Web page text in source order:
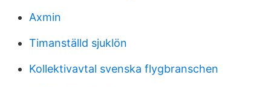
Axmin
Timanställd sjuklön
Kollektivavtal svenska flygbranschen